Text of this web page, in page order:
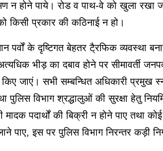
न होने पाये। रोड व पाथ-वे को खुला
किसी प्रकार की कठिनाई न हो।
पर्वों के दृष्टिगत बेहतर टै्रफिक व्यवस्था
भीड़ का दबाव होने पर सीमावर्ती
जाएं। सभी सम्बन्धित अधिकारी प्रमुख
पुलिस विभाग श्रद्धालुओं की सुरक्षा हेतु
पदार्थों की बिक्री न होने पाए तथा
पाए, इस पर पुलिस विभाग निरन्तर कड़ी